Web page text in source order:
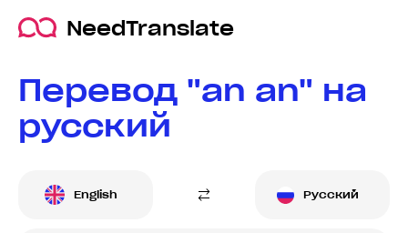
NeedTranslate
Перевод "an an" на
русский
English Русский